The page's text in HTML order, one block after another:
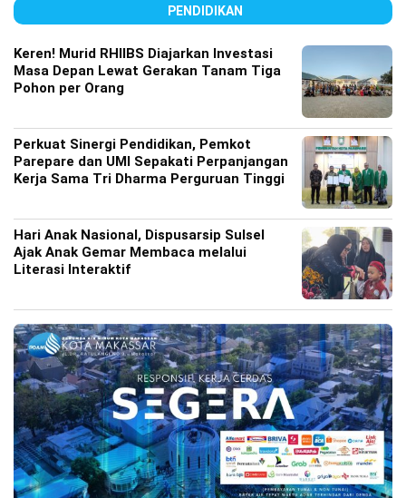
PENDIDIKAN
Keren! Murid RHIIBS Diajarkan Investasi
Masa Depan Lewat Gerakan Tanam Tiga
Pohon per Orang
Perkuat Sinergi Pendidikan, Pemkot
Parepare dan UMI Sepakati Perpanjangan
Kerja Sama Tri Dharma Perguruan Tinggi
Hari Anak Nasional, Dispusarsip Sulsel
Ajak Anak Gemar Membaca melalui
Literasi Interaktif